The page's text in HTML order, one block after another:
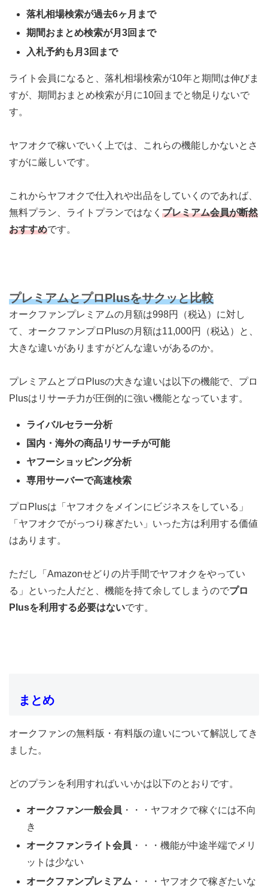
落札相場検索が過去6ヶ月まで
期間おまとめ検索が月3回まで
入札予約も月3回まで
ライト会員になると、落札相場検索が10年と期間は伸びま
すが、期間おまとめ検索が月に10回までと物足りないで
す。
ヤフオクで稼いでいく上では、これらの機能しかないとさ
すがに厳しいです。
これからヤフオクで仕入れや出品をしていくのであれば、
無料プラン、ライトプランではなく プレミアム会員が断然
おすすめです。
プレミアムとプロPlusをサクッと比較
オークファンプレミアムの月額は998円（税込）に対し
て、オークファンプロPlusの月額は11,000円（税込）と、
大きな違いがありますがどんな違いがあるのか。
プレミアムとプロPlusの大きな違いは以下の機能で、プロ
Plusは リサーチ力が圧倒的に強い機能となっています。
ライバルセラー分析
国内・海外の商品リサーチが可能
ヤフーショッピング分析
専用サーバーで高速検索
プロPlusは「ヤフオクをメインにビジネスをしている」
「ヤフオクでがっつり稼ぎたい」いった方は利用する価値
はあります。
ただし「Amazonせどりの片手間でヤフオクをやってい
る」といった人だと、機能を持て余してしまうのでプロ
Plusを利用する必要はないです。
まとめ
オークファンの無料版・有料版の違いについて解説してき
ました。
どのプランを利用すればいいかは以下のとおりです。
オークファン一般会員 ・・・ヤフオクで稼ぐには不向
き
オークファンライト会員 ・・・機能が中途半端でメリ
ットは少ない
オークファンプレミアム ・・・ヤフオクで稼ぎたいな